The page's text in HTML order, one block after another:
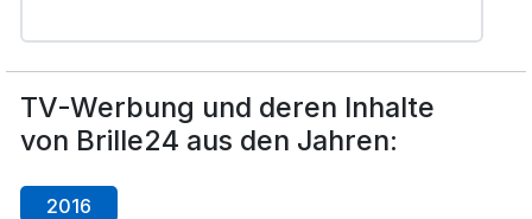
TV-Werbung und deren Inhalte
von Brille24 aus den Jahren:
2016